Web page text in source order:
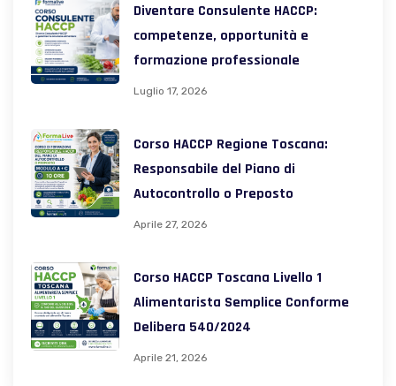
Diventare Consulente HACCP:
competenze, opportunità e
formazione professionale
Luglio 17, 2026
Corso HACCP Regione Toscana:
Responsabile del Piano di
Autocontrollo o Preposto
Aprile 27, 2026
Corso HACCP Toscana Livello 1
Alimentarista Semplice Conforme
Delibera 540/2024
Aprile 21, 2026